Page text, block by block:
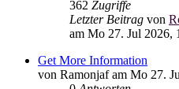
362 Zugriffe
Letzter Beitrag von
am Mo 27. Jul 2026,
Get More Information
von Ramonjaf am Mo 27.